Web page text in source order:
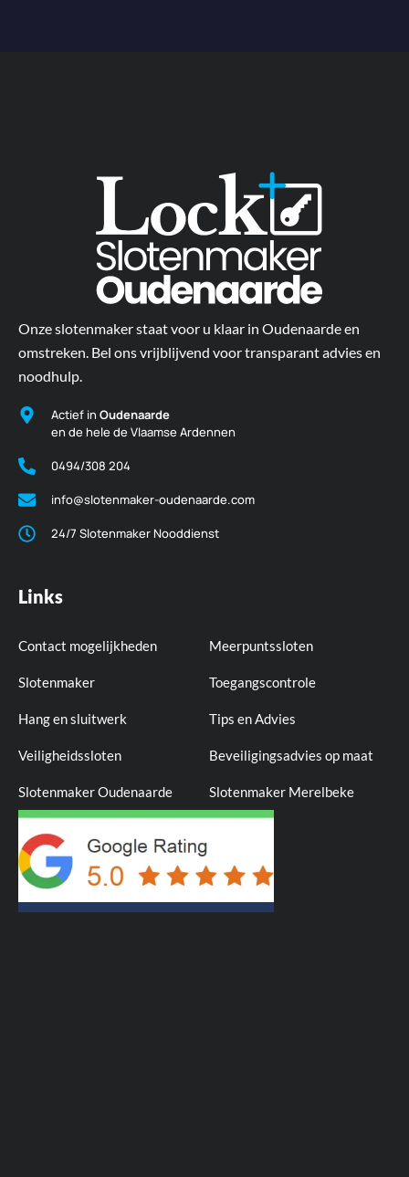
Onze slotenmaker staat voor u klaar in Oudenaarde en
omstreken. Bel ons vrijblijvend voor transparant advies en
noodhulp.
Actief in Oudenaarde
en de hele de Vlaamse Ardennen
0494/308 204
info@slotenmaker-oudenaarde.com
24/7 Slotenmaker Nooddienst
Links
Contact mogelijkheden
Slotenmaker
Hang en sluitwerk
Veiligheidssloten
Slotenmaker Oudenaarde
Meerpuntssloten
Toegangscontrole
Tips en Advies
Beveiligingsadvies op maat
Slotenmaker Merelbeke